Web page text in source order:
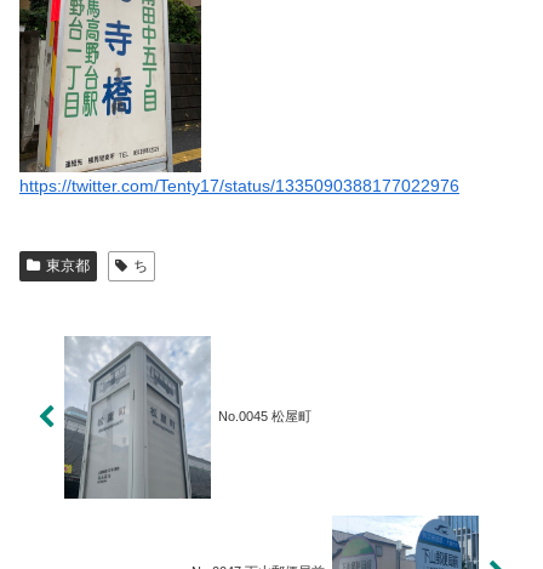
https://twitter.com/Tenty17/status/1335090388177022976
東京都 ち
No.0045 松屋町